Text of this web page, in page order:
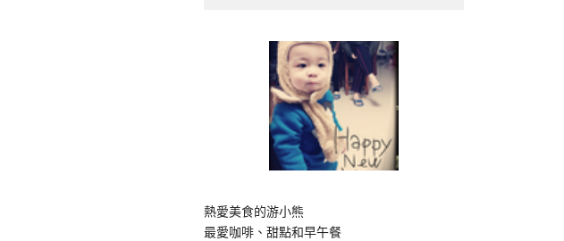
熱愛美食的游小熊
最愛咖啡、甜點和早午餐